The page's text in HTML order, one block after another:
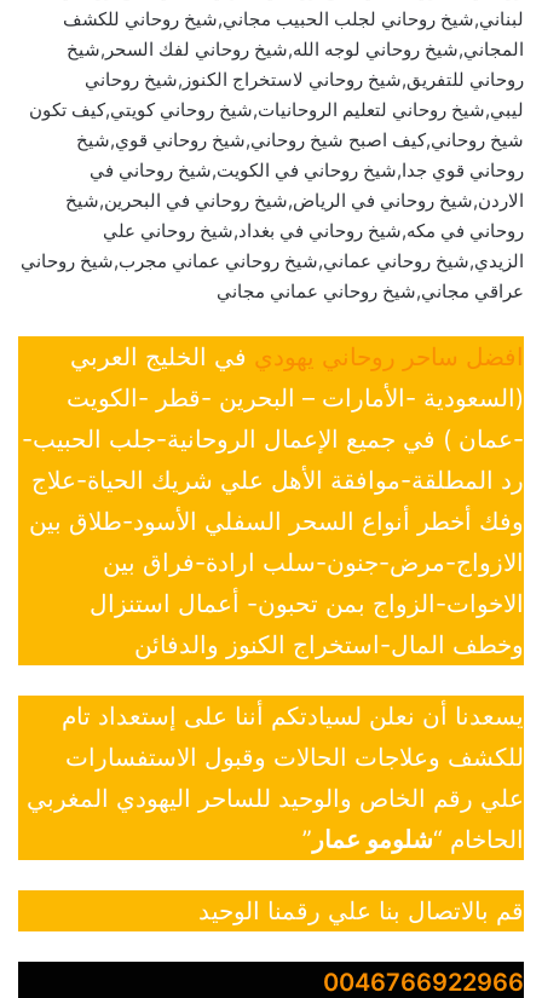
لبناني,شيخ روحاني لجلب الحبيب مجاني,شيخ روحاني للكشف
المجاني,شيخ روحاني لوجه الله,شيخ روحاني لفك السحر,شيخ
روحاني للتفريق,شيخ روحاني لاستخراج الكنوز,شيخ روحاني
ليبي,شيخ روحاني لتعليم الروحانيات,شيخ روحاني كويتي,كيف تكون
شيخ روحاني,كيف اصبح شيخ روحاني,شيخ روحاني قوي,شيخ
روحاني قوي جدا,شيخ روحاني في الكويت,شيخ روحاني في
الاردن,شيخ روحاني في الرياض,شيخ روحاني في البحرين,شيخ
روحاني في مكه,شيخ روحاني في بغداد,شيخ روحاني علي
الزيدي,شيخ روحاني عماني,شيخ روحاني عماني مجرب,شيخ روحاني
عراقي مجاني,شيخ روحاني عماني مجاني
افضل ساحر روحاني يهودي في الخليج العربي
(السعودية -الأمارات – البحرين -قطر -الكويت
-عمان ) في جميع الإعمال الروحانية-جلب الحبيب-
رد المطلقة-موافقة الأهل علي شريك الحياة-علاج
وفك أخطر أنواع السحر السفلي الأسود-طلاق بين
الازواج-مرض-جنون-سلب ارادة-فراق بين
الاخوات-الزواج بمن تحبون- أعمال استنزال
وخطف المال-استخراج الكنوز والدفائن
يسعدنا أن نعلن لسيادتكم أننا على إستعداد تام
للكشف وعلاجات الحالات وقبول الاستفسارات
علي رقم الخاص والوحيد للساحر اليهودي المغربي
الحاخام “شلومو عمار ”
قم بالاتصال بنا علي رقمنا الوحيد
0046766922966